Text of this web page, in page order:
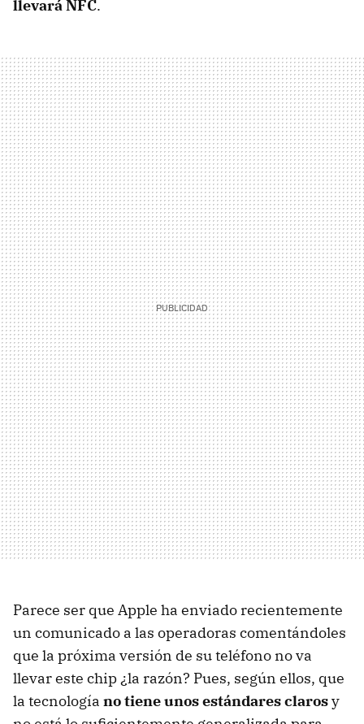
llevará NFC.
Parece ser que Apple ha enviado recientemente
un comunicado a las operadoras comentándoles
que la próxima versión de su teléfono no va
llevar este chip ¿la razón? Pues, según ellos, que
la tecnología no tiene unos estándares clarosy